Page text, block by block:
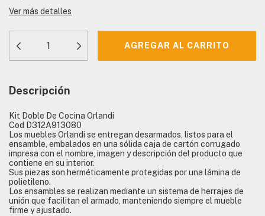
Ver más detalles
Descripción
Kit Doble De Cocina Orlandi
Cod D312A913080
Los muebles Orlandi se entregan desarmados, listos para el
ensamble, embalados en una sólida caja de cartón corrugado
impresa con el nombre, imagen y descripción del producto que
contiene en su interior.
Sus piezas son herméticamente protegidas por una lámina de
polietileno.
Los ensambles se realizan mediante un sistema de herrajes de
unión que facilitan el armado, manteniendo siempre el mueble
firme y ajustado.